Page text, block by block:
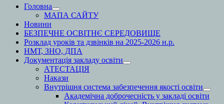
Головна
МАПА САЙТУ
Новини
БЕЗПЕЧНЕ ОСВІТНЄ СЕРЕДОВИЩЕ
Розклад уроків та дзвінків на 2025-2026 н.р.
НМТ, ЗНО, ДПА
Документація закладу освіти
АТЕСТАЦІЯ
Накази
Внутрішня система забезпечення якості освіти
Академічна доброчесність у закладі освіти